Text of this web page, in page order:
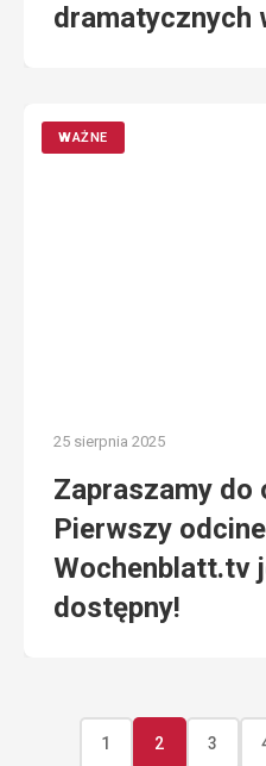
dramatycznych
WAŻNE
25 sierpnia 2025
Zapraszamy do
Pierwszy
Wochenblatt.tv
dostępny!
1 2 3